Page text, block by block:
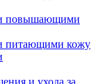
повышающими
питающими кожу
и ухода за